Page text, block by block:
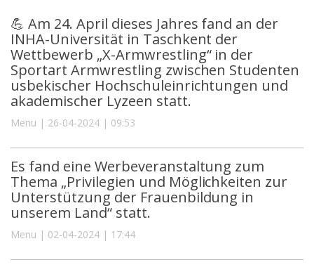
💪 Am 24. April dieses Jahres fand an der
INHA-Universität in Taschkent der
Wettbewerb „X-Armwrestling“ in der
Sportart Armwrestling zwischen Studenten
usbekischer Hochschuleinrichtungen und
akademischer Lyzeen statt.
Menu | 26-04-2024 | 09:53
Es fand eine Werbeveranstaltung zum
Thema „Privilegien und Möglichkeiten zur
Unterstützung der Frauenbildung in
unserem Land“ statt.
Menu | 02-04-2024 | 17:44